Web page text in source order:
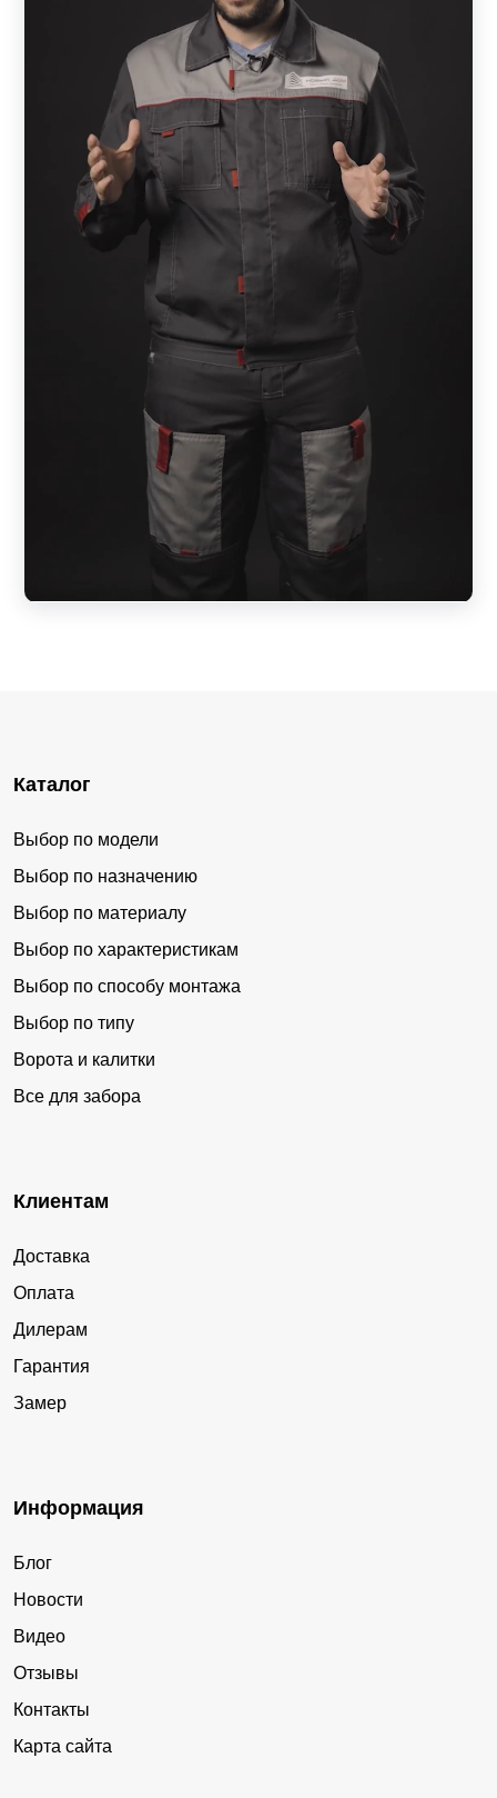
Каталог
Выбор по модели
Выбор по назначению
Выбор по материалу
Выбор по характеристикам
Выбор по способу монтажа
Выбор по типу
Ворота и калитки
Все для забора
Клиентам
Доставка
Оплата
Дилерам
Гарантия
Замер
Информация
Блог
Новости
Видео
Отзывы
Контакты
Карта сайта